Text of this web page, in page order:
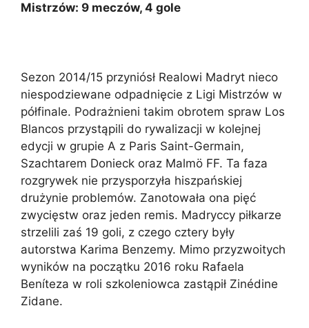
Mistrzów: 9 meczów, 4 gole
Sezon 2014/15 przyniósł Realowi Madryt nieco
niespodziewane odpadnięcie z Ligi Mistrzów w
półfinale. Podrażnieni takim obrotem spraw Los
Blancos przystąpili do rywalizacji w kolejnej
edycji w grupie A z Paris Saint-Germain,
Szachtarem Donieck oraz Malmö FF. Ta faza
rozgrywek nie przysporzyła hiszpańskiej
drużynie problemów. Zanotowała ona pięć
zwycięstw oraz jeden remis. Madryccy piłkarze
strzelili zaś 19 goli, z czego cztery były
autorstwa Karima Benzemy. Mimo przyzwoitych
wyników na początku 2016 roku Rafaela
Beníteza w roli szkoleniowca zastąpił Zinédine
Zidane.